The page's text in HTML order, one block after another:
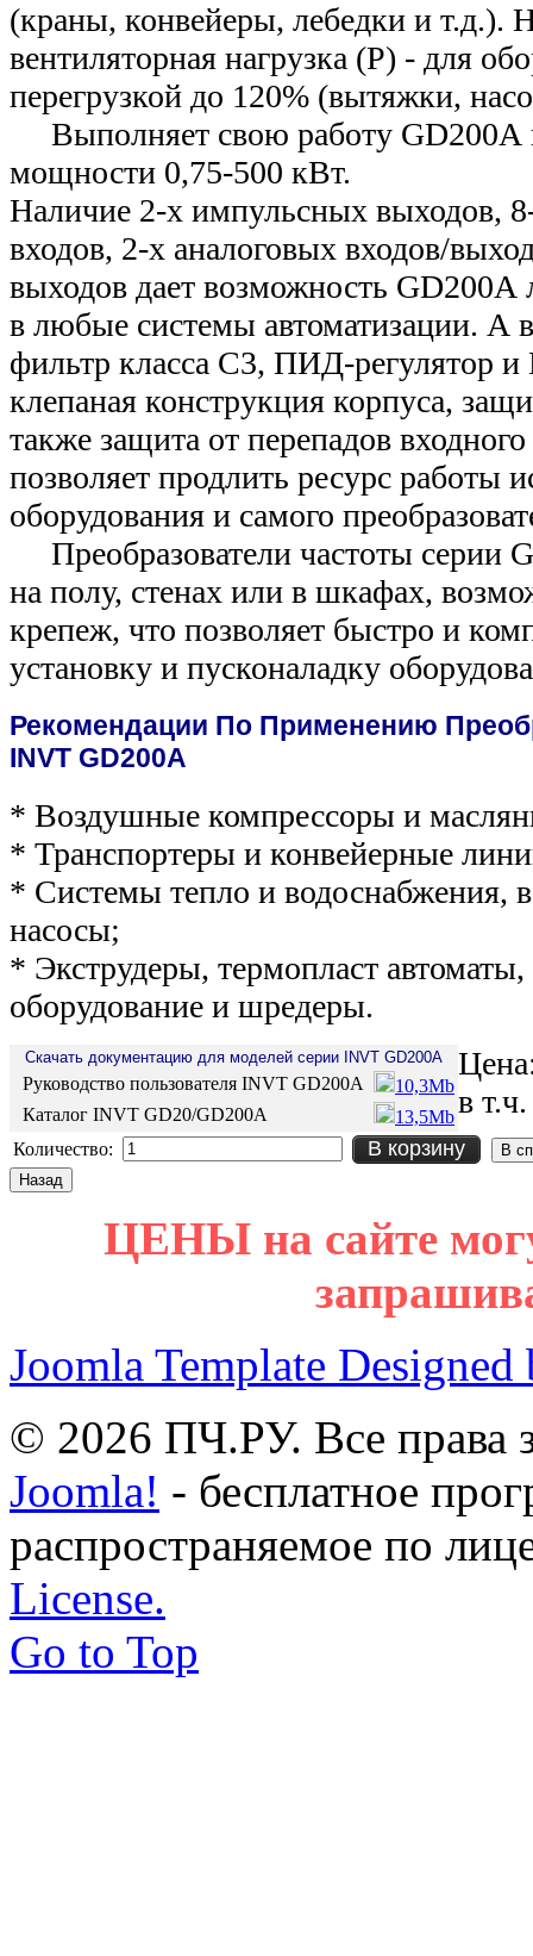
(краны, конвейеры, лебедки и т.д.).
вентиляторная нагрузка (P) - для
перегрузкой до 120% (вытяжки,
Выполняет свою работу GD200А
мощности 0,75-500 кВт.
Наличие 2-х импульсных выходов,
входов, 2-х аналоговых входов/
выходов дает возможность GD200А
в любые системы автоматизации.
фильтр класса С3, ПИД-регулятор и
клепаная конструкция корпуса,
также защита от перепадов
позволяет продлить ресурс работы
оборудования и самого
Преобразователи частоты серии
на полу, стенах или в шкафах,
крепеж, что позволяет быстро и
установку и пусконаладку
Рекомендации По Применению
INVT GD200А
* Воздушные компрессоры и
* Транспортеры и конвейерные
* Системы тепло и водоснабжения,
насосы;
* Экструдеры, термопласт
оборудование и шредеры.
Скачать документацию для моделей серии INVT GD200A
Руководство пользователя INVT GD200А
10,3Mb
Каталог INVT GD20/GD200A
13,5Mbв
Количество: В корзину
ЦЕНЫ на сайте
Joomla Template Designed
© 2026 ПЧ.РУ. Все права
Joomla! - бесплатное
распространяемое по
License.
Go to Top